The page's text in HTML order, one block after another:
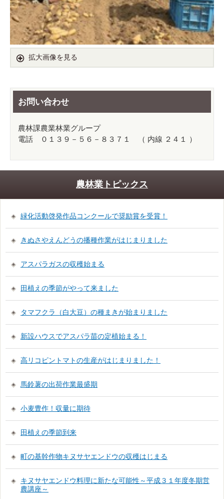
拡大画像を見る
お問い合わせ
農林課農業林業グループ
電話 ０１３９－５６－８３７１ （ 内線 ２４１ ）
農林業トピックス
緑化活動啓発作品コンクールで奨励賞を受賞！
きぬさやえんどうの播種作業がはじまりました
アスパラガスの収穫始まる
田植えの季節がやって来ました
タマフクラ（白大豆）の種まきが始まりました
新設ハウスでアスパラ苗の定植始まる！
高リコピントマトの生産がはじまりました！
馬鈴薯の出荷作業最盛期
小麦豊作！収量に期待
田植えの季節到来
町の基幹作物キヌサヤエンドウの収穫はじまる
キヌサヤエンドウ料理に新たな可能性～平成３１年度冬期営
農講座～